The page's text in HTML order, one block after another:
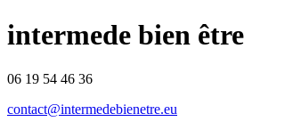
intermede bien être
06 19 54 46 36
contact@intermedebienetre.eu